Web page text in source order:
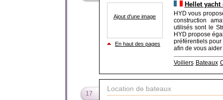
Ajout d'une image
En haut des pages
Hellet yacht
HYD vous
construction
utilisés sont le
HYD propose
préférentiels
afin de vous
Voiliers Bateaux
17
Location de bateaux